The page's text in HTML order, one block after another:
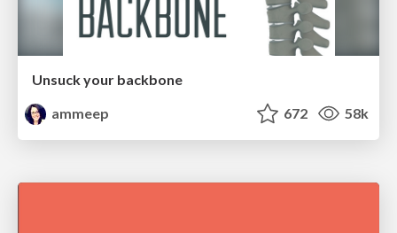
Unsuck your backbone
ammeep
672 58k